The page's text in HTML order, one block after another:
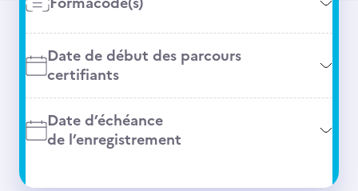
Date de début des parcours
certifiants
Date d’échéance
de l’enregistrement